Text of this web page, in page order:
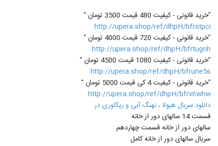
"خرید قانونی - کیفیت 480 قیمت 3500 تومان "
http://upera.shop/ref/dhpH/bfrstpci
"خرید قانونی - کیفیت 720 قیمت 4000 تومان "
http://upera.shop/ref/dhpH/bfrtugnh
"خرید قانونی - کیفیت 1080 قیمت 4500 تومان "
http://upera.shop/ref/dhpH/bfrune5s
"خرید قانونی - کیفیت 4 کی قیمت 5000 تومان "
http://upera.shop/ref/dhpH/bfrv6whw
دانلود سریال هیولا ، نهنگ آبی و ریکاوری در
قسمت 14 سالهای دور از خانه
سالهای دور از خانه قسمت چهاردهم
سریال سالهای دور از خانه کامل